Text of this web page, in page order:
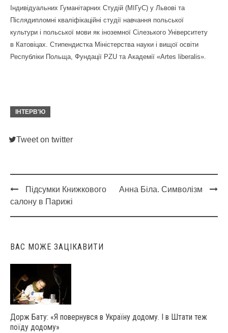
Індивідуальних Гуманітарних Студій (МІГуС) у Львові та
Післядипломні кваліфікаційні студії навчання польської
культури і польської мови як іноземної Сілезького Університету
в Катовіцах. Стипендистка Міністерства науки і вищої освіти
Республіки Польща, Фундації PZU та Академії «Artes liberalis».
ІНТЕРВ'Ю
Tweet on twitter
Post
navigation
Підсумки Книжкового
салону в Парижі
Анна Біла. Символізм
ВАС МОЖЕ ЗАЦІКАВИТИ
Дорж Бату: «Я повернувся в Україну додому. І в Штати теж
поїду додому»